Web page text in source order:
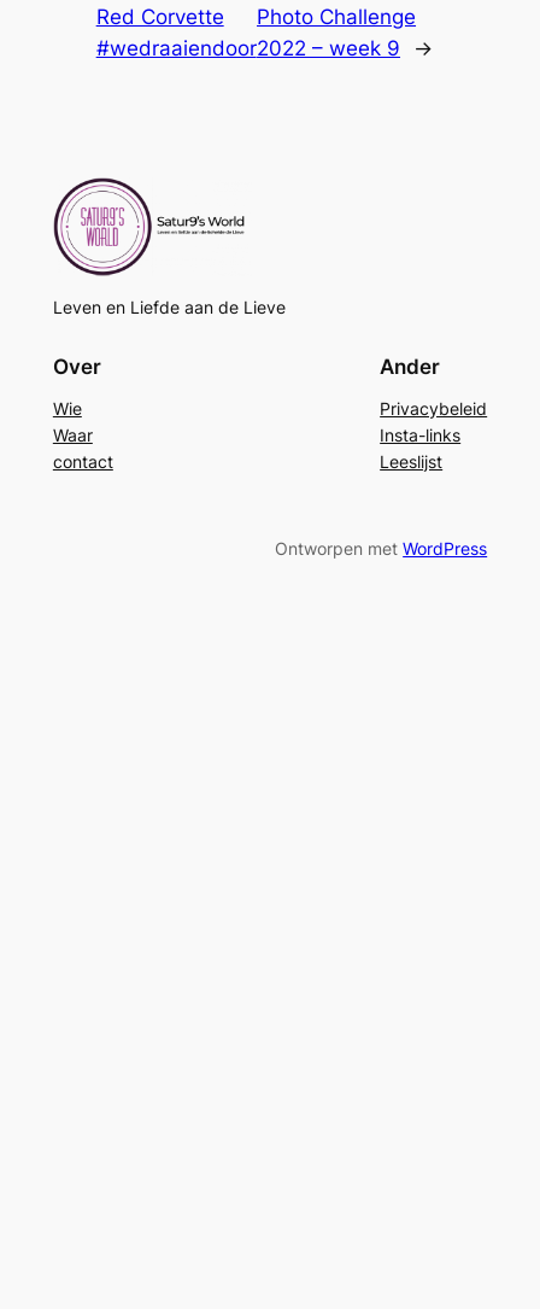
Red Corvette
#wedraaiendoor
Photo Challenge
2022 – week 9
→
Leven en Liefde aan de Lieve
Over
Wie
Waar
contact
Ander
Privacybeleid
Insta-links
Leeslijst
Ontworpen metWordPress